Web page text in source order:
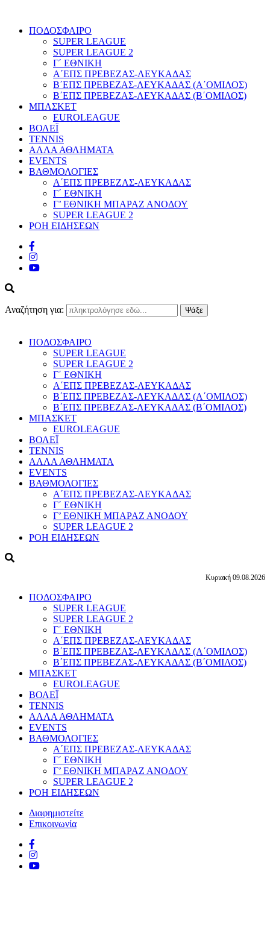
ΠΟΔΟΣΦΑΙΡΟ
SUPER LEAGUE
SUPER LEAGUE 2
Γ΄ ΕΘΝΙΚΗ
Α΄ΕΠΣ ΠΡΕΒΕΖΑΣ-ΛΕΥΚΑΔΑΣ
Β΄ΕΠΣ ΠΡΕΒΕΖΑΣ-ΛΕΥΚΑΔΑΣ (Α΄ΟΜΙΛΟΣ)
Β΄ΕΠΣ ΠΡΕΒΕΖΑΣ-ΛΕΥΚΑΔΑΣ (Β΄ΟΜΙΛΟΣ)
ΜΠΑΣΚΕΤ
EUROLEAGUE
ΒΟΛΕΪ
TENNIS
ΑΛΛΑ ΑΘΛΗΜΑΤΑ
EVENTS
ΒΑΘΜΟΛΟΓΙΕΣ
Α΄ΕΠΣ ΠΡΕΒΕΖΑΣ-ΛΕΥΚΑΔΑΣ
Γ΄ ΕΘΝΙΚΗ
Γ’ ΕΘΝΙΚΗ ΜΠΑΡΑΖ ΑΝΟΔΟΥ
SUPER LEAGUE 2
ΡΟΗ ΕΙΔΗΣΕΩΝ
Αναζήτηση για:
ΠΟΔΟΣΦΑΙΡΟ
SUPER LEAGUE
SUPER LEAGUE 2
Γ΄ ΕΘΝΙΚΗ
Α΄ΕΠΣ ΠΡΕΒΕΖΑΣ-ΛΕΥΚΑΔΑΣ
Β΄ΕΠΣ ΠΡΕΒΕΖΑΣ-ΛΕΥΚΑΔΑΣ (Α΄ΟΜΙΛΟΣ)
Β΄ΕΠΣ ΠΡΕΒΕΖΑΣ-ΛΕΥΚΑΔΑΣ (Β΄ΟΜΙΛΟΣ)
ΜΠΑΣΚΕΤ
EUROLEAGUE
ΒΟΛΕΪ
TENNIS
ΑΛΛΑ ΑΘΛΗΜΑΤΑ
EVENTS
ΒΑΘΜΟΛΟΓΙΕΣ
Α΄ΕΠΣ ΠΡΕΒΕΖΑΣ-ΛΕΥΚΑΔΑΣ
Γ΄ ΕΘΝΙΚΗ
Γ’ ΕΘΝΙΚΗ ΜΠΑΡΑΖ ΑΝΟΔΟΥ
SUPER LEAGUE 2
ΡΟΗ ΕΙΔΗΣΕΩΝ
Κυριακή 09.08.2026
ΠΟΔΟΣΦΑΙΡΟ
SUPER LEAGUE
SUPER LEAGUE 2
Γ΄ ΕΘΝΙΚΗ
Α΄ΕΠΣ ΠΡΕΒΕΖΑΣ-ΛΕΥΚΑΔΑΣ
Β΄ΕΠΣ ΠΡΕΒΕΖΑΣ-ΛΕΥΚΑΔΑΣ (Α΄ΟΜΙΛΟΣ)
Β΄ΕΠΣ ΠΡΕΒΕΖΑΣ-ΛΕΥΚΑΔΑΣ (Β΄ΟΜΙΛΟΣ)
ΜΠΑΣΚΕΤ
EUROLEAGUE
ΒΟΛΕΪ
TENNIS
ΑΛΛΑ ΑΘΛΗΜΑΤΑ
EVENTS
ΒΑΘΜΟΛΟΓΙΕΣ
Α΄ΕΠΣ ΠΡΕΒΕΖΑΣ-ΛΕΥΚΑΔΑΣ
Γ΄ ΕΘΝΙΚΗ
Γ’ ΕΘΝΙΚΗ ΜΠΑΡΑΖ ΑΝΟΔΟΥ
SUPER LEAGUE 2
ΡΟΗ ΕΙΔΗΣΕΩΝ
Διαφημιστείτε
Επικοινωνία